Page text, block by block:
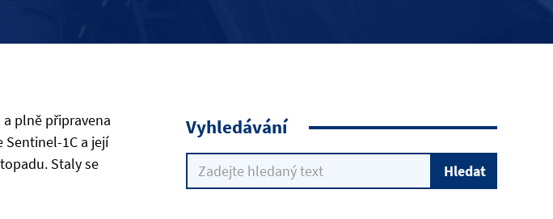
plně připravena
Sentinel-1C a její
Staly se
Vyhledávání